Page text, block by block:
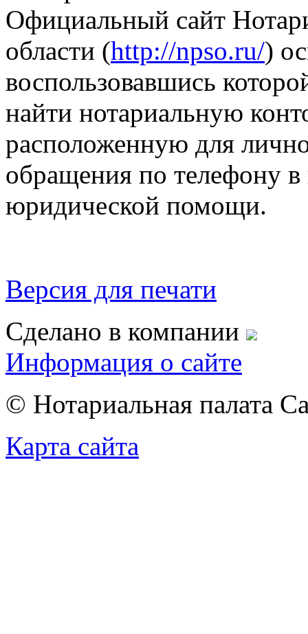
Официальный сайт
области (http://npso.ru/)
воспользовавшись
найти нотариальную
расположенную для
обращения по телефону в
юридической помощи.
Версия для печати
Сделано в компании
Информация о сайте
© Нотариальная палата
Карта сайта